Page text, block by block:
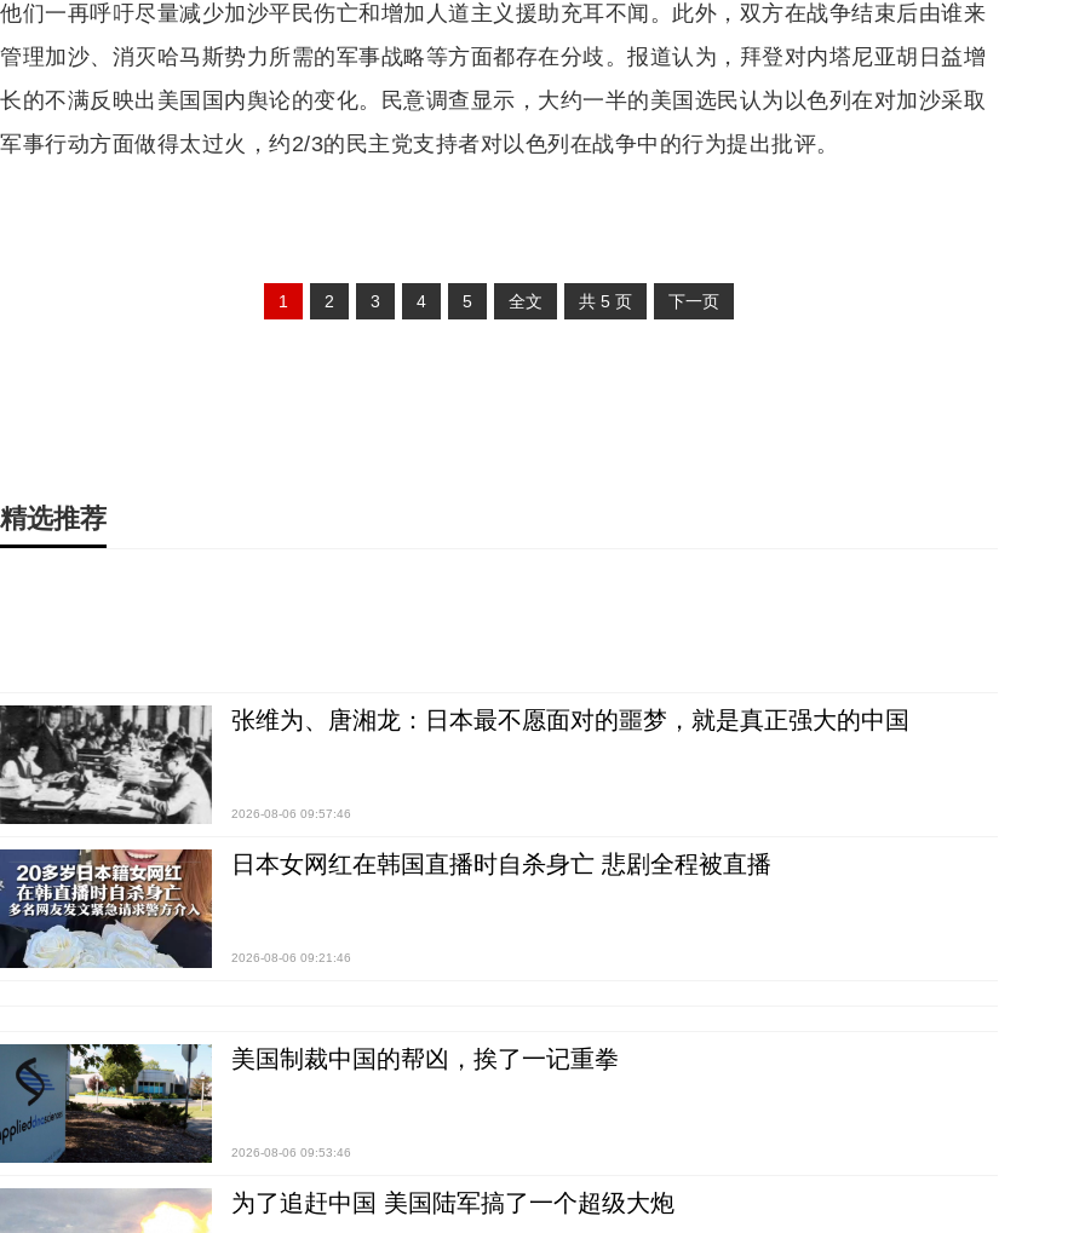
他们一再呼吁尽量减少加沙平民伤亡和增加人道主义援助充耳不闻。此外，双方在战争结束后由谁来
管理加沙、消灭哈马斯势力所需的军事战略等方面都存在分歧。报道认为，拜登对内塔尼亚胡日益增
长的不满反映出美国国内舆论的变化。民意调查显示，大约一半的美国选民认为以色列在对加沙采取
军事行动方面做得太过火，约2/3的民主党支持者对以色列在战争中的行为提出批评。
1 2 3 4 5 全文 共 5 页 下一页
精选推荐
张维为、唐湘龙：日本最不愿面对的噩梦，就是真正强大的中国
2026-08-06 09:57:46
日本女网红在韩国直播时自杀身亡 悲剧全程被直播
2026-08-06 09:21:46
美国制裁中国的帮凶，挨了一记重拳
2026-08-06 09:53:46
为了追赶中国 美国陆军搞了一个超级大炮